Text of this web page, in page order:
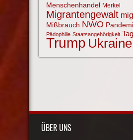
Menschenhandel Merkel
Migrantengewalt
Mißbrauch NWO
Pädophilie Staatsangehörigkeit
Trump Ukraine
ÜBER UNS